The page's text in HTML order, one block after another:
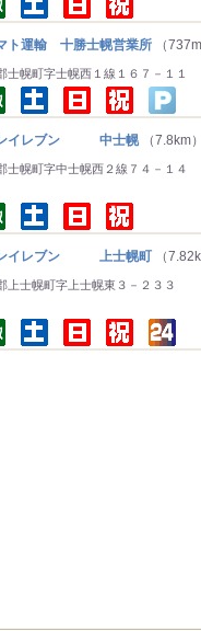
運輸 十勝士幌営業所 （737m
士幌町字士幌西１線１６７－１１
イレブン 中士幌 （7.8km）
士幌町字中士幌西２線７４－１４
イレブン 上士幌町 （
上士幌町字上士幌東３－２３３